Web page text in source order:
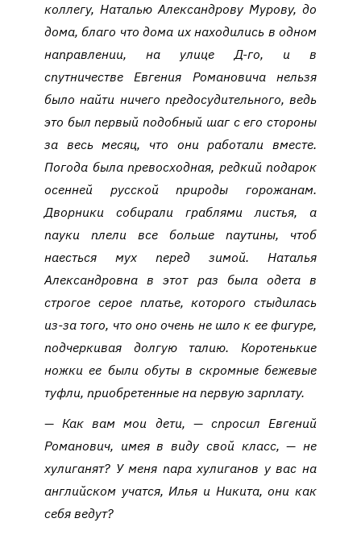
коллегу, Наталью Александрову Мурову, до
дома, благо что дома их находились в одном
направлении, на улице Д-го, и в
спутничестве Евгения Романовича нельзя
было найти ничего предосудительного, ведь
это был первый подобный шаг с его стороны
за весь месяц, что они работали вместе.
Погода была превосходная, редкий подарок
осенней русской природы горожанам.
Дворники собирали граблями листья, а
пауки плели все больше паутины, чтоб
наесться мух перед зимой. Наталья
Александровна в этот раз была одета в
строгое серое платье, которого стыдилась
из-за того, что оно очень не шло к ее фигуре,
подчеркивая долгую талию. Коротенькие
ножки ее были обуты в скромные бежевые
туфли, приобретенные на первую зарплату.
— Как вам мои дети, — спросил Евгений
Романович, имея в виду свой класс, — не
хулиганят? У меня пара хулиганов у вас на
английском учатся, Илья и Никита, они как
себя ведут?